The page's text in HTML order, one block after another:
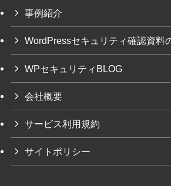
事例紹介
WordPressセキュリティ確認資料
WPセキュリティBLOG
会社概要
サービス利用規約
サイトポリシー